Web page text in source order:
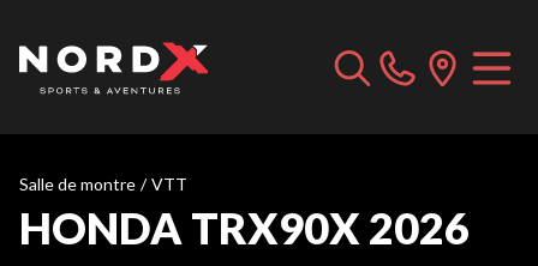
Salle de montre / VTT
HONDA TRX90X 2026